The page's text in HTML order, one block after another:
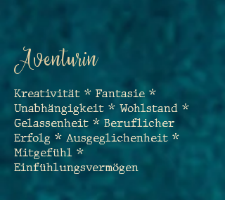
Aventurin
Kreativität * Fantasie *
Unabhängigkeit * Wohlstand *
Gelassenheit * Beruflicher
Erfolg * Ausgeglichenheit *
Mitgefühl *
Einfühlungsvermögen